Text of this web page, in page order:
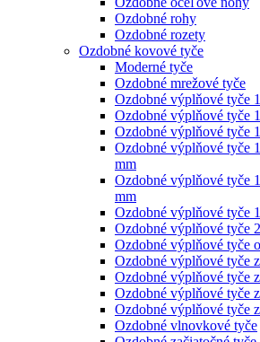
Ozdobné rohy
Ozdobné rozety
Ozdobné kovové tyče
Moderné tyče
Ozdobné mrežové tyče
Ozdobné výplňové tyče
Ozdobné výplňové tyče
Ozdobné výplňové tyče
Ozdobné výplňové tyče
mm
Ozdobné výplňové tyče
mm
Ozdobné výplňové tyče
Ozdobné výplňové tyče
Ozdobné výplňové tyče
Ozdobné výplňové tyče
Ozdobné výplňové tyče
Ozdobné výplňové tyče
Ozdobné výplňové tyče
Ozdobné vlnovkové tyče